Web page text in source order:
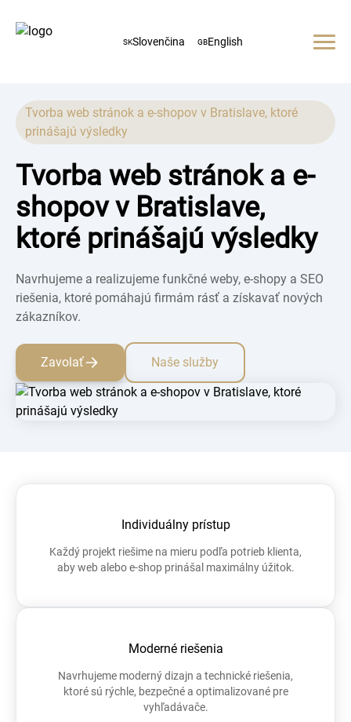
SKSlovenčina GBEnglish
Služby
Web stránky
E-shopy
Grafika
SEO
Galéria
Referencie
Kontakt
+421 940 792 232
Tvorba web stránok a e-shopov v Bratislave, ktoré
prinášajú výsledky
Tvorba web stránok a e-
shopov v Bratislave,
ktoré prinášajú výsledky
Navrhujeme a realizujeme funkčné weby, e-shopy a SEO
riešenia, ktoré pomáhajú firmám rásť a získavať nových
zákazníkov.
Zavolať Naše služby
Individuálny prístup
Každý projekt riešime na mieru podľa potrieb klienta,
aby web alebo e-shop prinášal maximálny úžitok.
Moderné riešenia
Navrhujeme moderný dizajn a technické riešenia,
ktoré sú rýchle, bezpečné a optimalizované pre
vyhľadávače.